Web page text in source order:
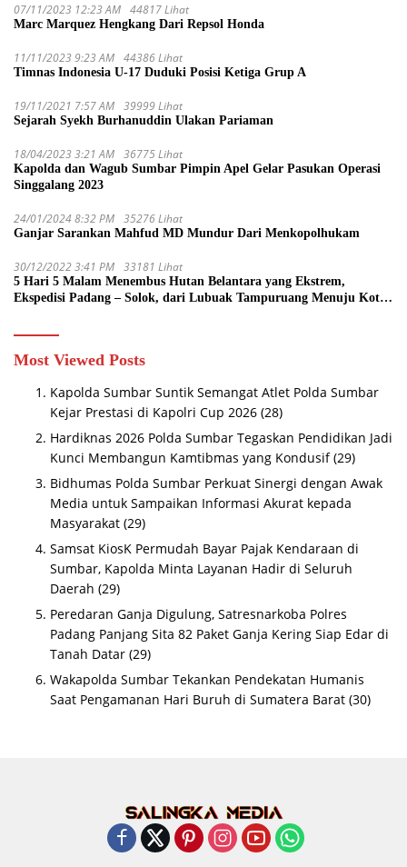
07/11/2023 12:23 AM 44817 Lihat
Marc Marquez Hengkang Dari Repsol Honda
11/11/2023 9:23 AM 44386 Lihat
Timnas Indonesia U-17 Duduki Posisi Ketiga Grup A
19/11/2021 7:57 AM 39999 Lihat
Sejarah Syekh Burhanuddin Ulakan Pariaman
18/04/2023 3:21 AM 36775 Lihat
Kapolda dan Wagub Sumbar Pimpin Apel Gelar Pasukan Operasi
Singgalang 2023
24/01/2024 8:32 PM 35276 Lihat
Ganjar Sarankan Mahfud MD Mundur Dari Menkopolhukam
30/12/2022 3:41 PM 33181 Lihat
5 Hari 5 Malam Menembus Hutan Belantara yang Ekstrem,
Ekspedisi Padang – Solok, dari Lubuak Tampuruang Menuju Koto
Most Viewed Posts
Kapolda Sumbar Suntik Semangat Atlet Polda Sumbar
Kejar Prestasi di Kapolri Cup 2026 (28)
Hardiknas 2026 Polda Sumbar Tegaskan Pendidikan Jadi
Kunci Membangun Kamtibmas yang Kondusif (29)
Bidhumas Polda Sumbar Perkuat Sinergi dengan Awak
Media untuk Sampaikan Informasi Akurat kepada
Masyarakat (29)
Samsat KiosK Permudah Bayar Pajak Kendaraan di
Sumbar, Kapolda Minta Layanan Hadir di Seluruh
Daerah (29)
Peredaran Ganja Digulung, Satresnarkoba Polres
Padang Panjang Sita 82 Paket Ganja Kering Siap Edar di
Tanah Datar (29)
Wakapolda Sumbar Tekankan Pendekatan Humanis
Saat Pengamanan Hari Buruh di Sumatera Barat (30)